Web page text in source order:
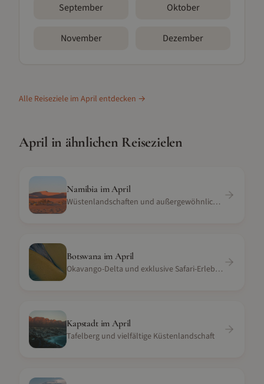
September Oktober
November Dezember
Alle Reiseziele im April entdecken →
Aprilin ähnlichen Reisezielen
Namibia imApril
Wüstenlandschaften und außergewöhnliche Safaris
Botswana imApril
Okavango-Delta und exklusive Safari-Erlebnisse
KapstadtimApril
Tafelberg und vielfältige Küstenlandschaft